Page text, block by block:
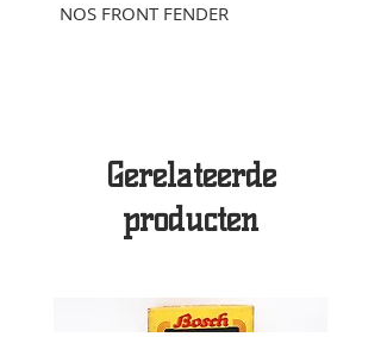
NOS FRONT FENDER
Gerelateerde
producten